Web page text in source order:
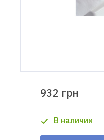
Гарантия
Ремонт
техники
932 грн
В наличии